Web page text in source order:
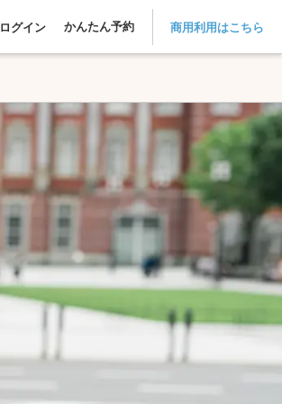
ログイン かんたん予約 商用利用はこちら